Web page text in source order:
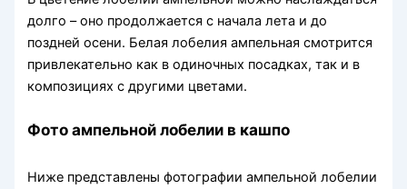
долго – оно продолжается с начала лета и до
поздней осени. Белая лобелия ампельная смотрится
привлекательно как в одиночных посадках, так и в
композициях с другими цветами.
Фото ампельной лобелии в кашпо
Ниже представлены фотографии ампельной лобелии